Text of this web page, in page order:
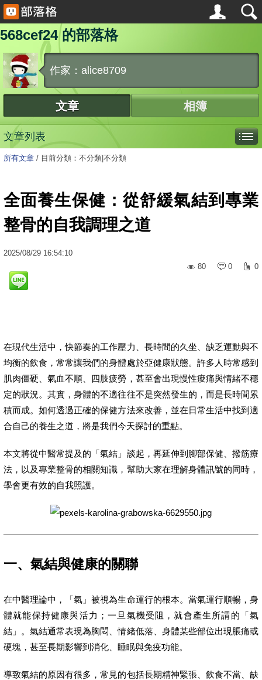
568cef24 的部落格
作家：alice8709
文章 相簿
文章列表
所有文章 / 目前分類：不分類|不分類
全面養生保健：從舒緩氣結到專業
整骨的自我調理之道
2025/08/29 16:54:10
80
0 0
在現代生活中，快節奏的工作壓力、長時間的久坐、缺乏運動與不
均衡的飲食，常常讓我們的身體處於亞健康狀態。許多人時常感到
肌肉僵硬、氣血不順、四肢疲勞，甚至會出現慢性痠痛與情緒不穩
定的狀況。其實，身體的不適往往不是突然發生的，而是長時間累
積而成。如何透過正確的保健方法來改善，並在日常生活中找到適
合自己的養生之道，將是我們今天探討的重點。
本文將從中醫常提及的「氣結」談起，再延伸到腳部保健、撥筋療
法，以及專業整骨的相關知識，幫助大家在理解身體訊號的同時，
學會更有效的自我照護。
一、氣結與健康的關聯
在中醫理論中，「氣」被視為生命運行的根本。當氣運行順暢，身
體就能保持健康與活力；一旦氣機受阻，就會產生所謂的「氣
結」。氣結通常表現為胸悶、情緒低落、身體某些部位出現脹痛或
硬塊，甚至長期影響到消化、睡眠與免疫功能。
導致氣結的原因有很多，常見的包括長期精神緊張、飲食不當、缺